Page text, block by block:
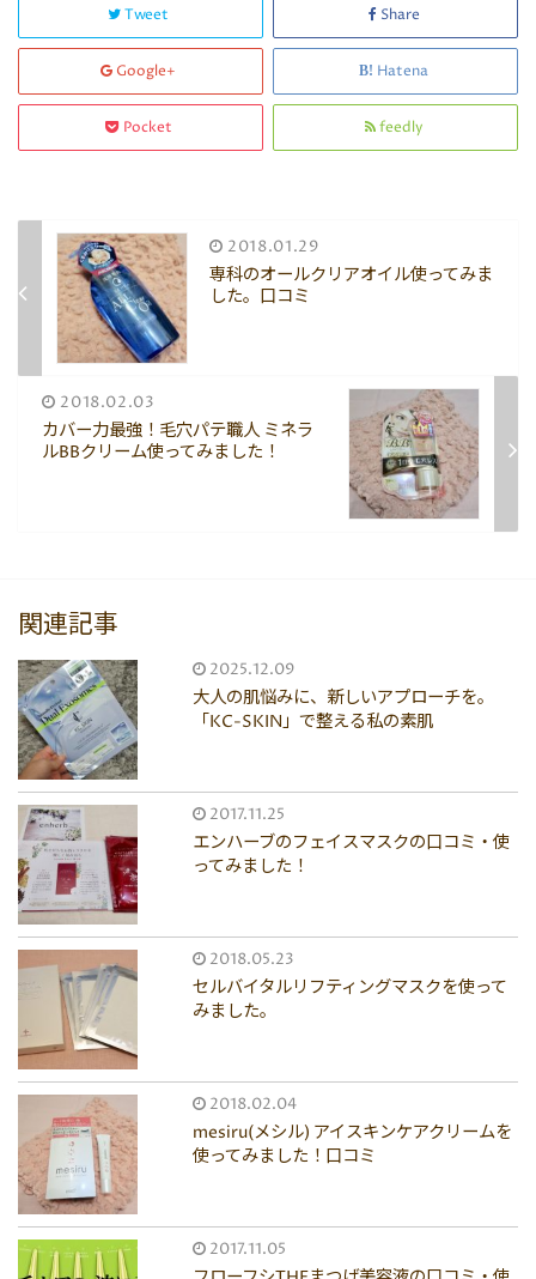
Tweet Share
Google+ Hatena
Pocket feedly
2018.01.29
専科のオールクリアオイル使ってみま
した。口コミ
2018.02.03
カバー力最強！毛穴パテ職人 ミネラ
ルBBクリーム使ってみました！
関連記事
2025.12.09
大人の肌悩みに、新しいアプローチを。
「KC-SKIN」で整える私の素肌
2017.11.25
エンハーブのフェイスマスクの口コミ・使
ってみました！
2018.05.23
セルバイタルリフティングマスクを使って
みました。
2018.02.04
mesiru(メシル) アイスキンケアクリームを
使ってみました！口コミ
2017.11.05